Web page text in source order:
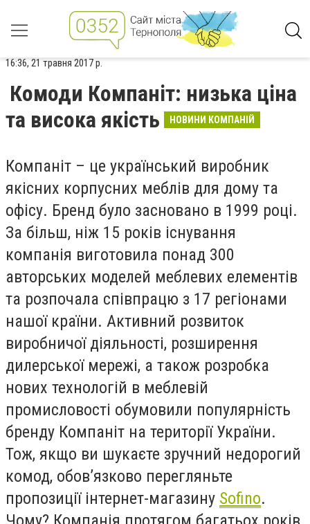
16:36, 21 травня 2017 р.
Комоди Компаніт: низька ціна
та висока якість
НОВИНИ КОМПАНІЙ
Компаніт – це український виробник
якісних корпусних меблів для дому та
офісу. Бренд було засновано в 1999 році.
За більш, ніж 15 років існування
компанія виготовила понад 300
авторських моделей меблевих елементів
та розпочала співпрацю з 17 регіонами
нашої країни. Активний розвиток
виробничої діяльності, розширення
дилерської мережі, а також розробка
нових технологій в меблевій
промисловості обумовили популярність
бренду Компаніт на території України.
Тож, якщо ви шукаєте зручний недорогий
комод, обов’язково перегляньте
пропозиції інтернет-магазину Sofino.